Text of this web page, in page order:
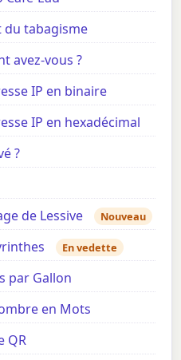
du tabagisme
avez-vous ?
IP en binaire
IP en hexadécimal
?
de Lessive
Nouveau
En vedette
par Gallon
en Mots
QR